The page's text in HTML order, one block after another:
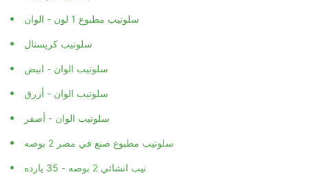
سلوتيب مطبوع 1 لون - الوان
سلوتيب كريستال
سلوتيب الوان - ابيض
سلوتيب الوان - أزرق
سلوتيب الوان - أصفر
سلوتيب مطبوع صنع في مصر 2 بوصه
تيب انشائي 2 بوصه - 35 يارده